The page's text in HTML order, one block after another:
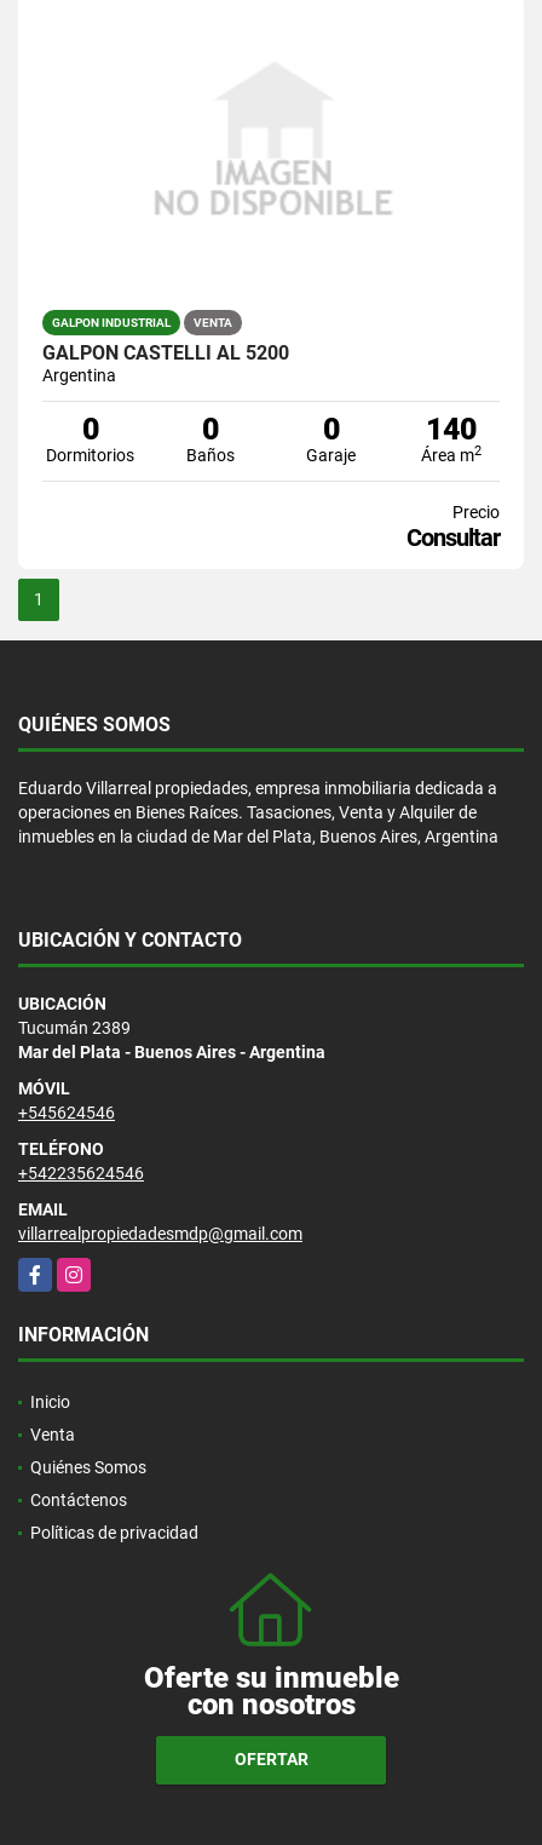
GALPON INDUSTRIAL VENTA
GALPON CASTELLI AL 5200
Argentina
0
Dormitorios
0
Baños
0
Garaje
140
Área m2
Precio
Consultar
1
QUIÉNES SOMOS
Eduardo Villarreal propiedades, empresa inmobiliaria dedicada a
operaciones en Bienes Raíces. Tasaciones, Venta y Alquiler de
inmuebles en la ciudad de Mar del Plata, Buenos Aires, Argentina
UBICACIÓN Y CONTACTO
UBICACIÓN
Tucumán 2389
Mar del Plata - Buenos Aires - Argentina
MÓVIL
+545624546
TELÉFONO
+542235624546
EMAIL
villarrealpropiedadesmdp@gmail.com
FacebookInstagram
INFORMACIÓN
Inicio
Venta
Quiénes Somos
Contáctenos
Políticas de privacidad
Oferte su inmueble
con nosotros
OFERTAR